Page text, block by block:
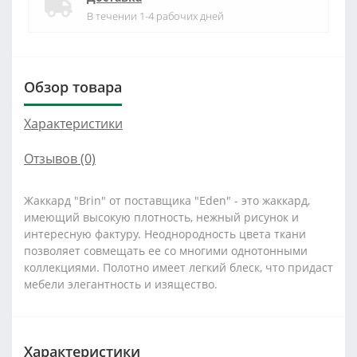
В течении 1-4 рабочих дней
Обзор товара
Характеристики
Отзывов (0)
Жаккард "Brin" от поставщика "Eden" - это жаккард,
имеющий высокую плотность, нежный рисунок и
интересную фактуру. Неоднородность цвета ткани
позволяет совмещать ее со многими однотонными
коллекциями. Полотно имеет легкий блеск, что придаст
мебели элегантность и изящество.
Характеристики